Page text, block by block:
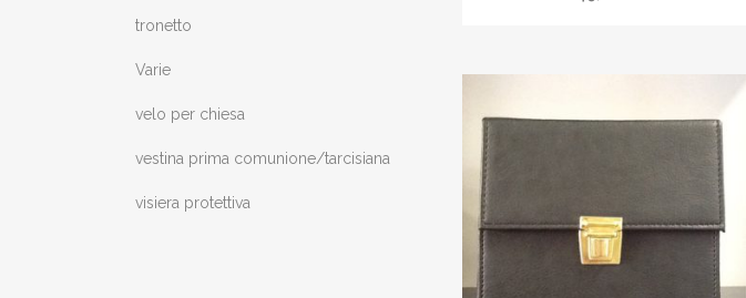
tronetto
Varie
velo per chiesa
vestina prima comunione/tarcisiana
visiera protettiva